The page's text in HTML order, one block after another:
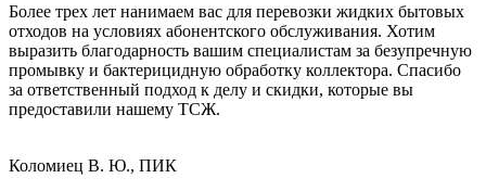
Более трех лет нанимаем вас для перевозки жидких бытовых
отходов на условиях абонентского обслуживания. Хотим
выразить благодарность вашим специалистам за безупречную
промывку и бактерицидную обработку коллектора. Спасибо
за ответственный подход к делу и скидки, которые вы
предоставили нашему ТСЖ.
Коломиец В. Ю., ПИК